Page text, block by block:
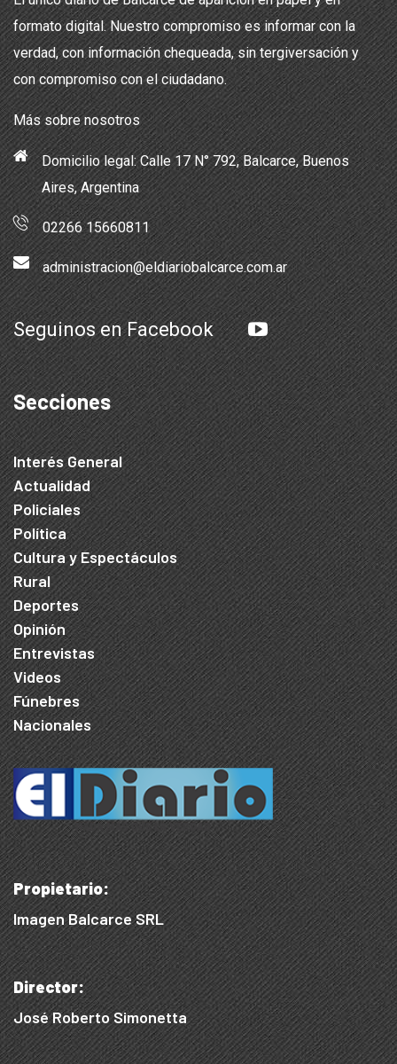
formato digital. Nuestro compromiso es informar con la
verdad, con información chequeada, sin tergiversación y
con compromiso con el ciudadano.
Más sobre nosotros
Domicilio legal: Calle 17 N° 792, Balcarce, Buenos
Aires, Argentina
02266 15660811
administracion@eldiariobalcarce.com.ar
Seguinos en Facebook
Secciones
Interés General
Actualidad
Policiales
Política
Cultura y Espectáculos
Rural
Deportes
Opinión
Entrevistas
Videos
Fúnebres
Nacionales
Propietario:
Imagen Balcarce SRL
Director:
José Roberto Simonetta